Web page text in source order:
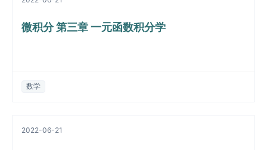
微积分 第三章 一元函数积分学
数学
2022-06-21